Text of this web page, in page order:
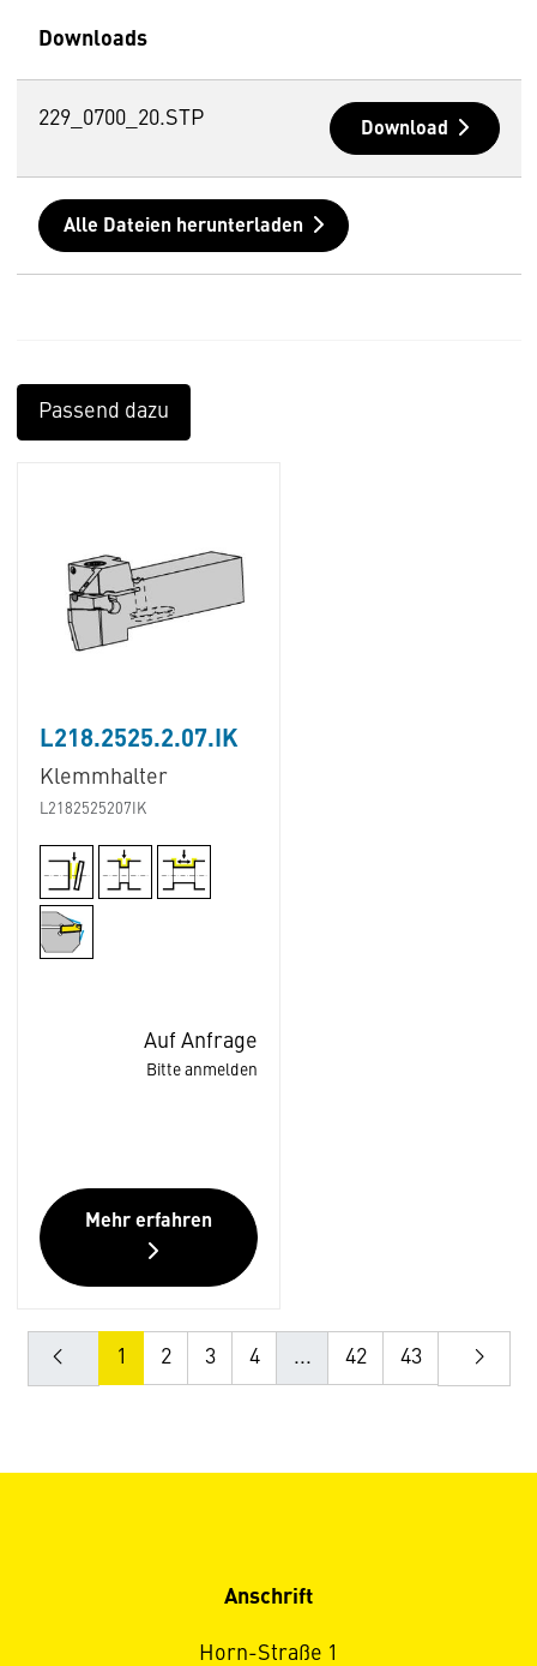
Downloads
229_0700_20.STP Download
Alle Dateien herunterladen
Passend dazu
L218.2525.2.07.IK
Klemmhalter
L2182525207IK
Auf Anfrage
Bitte anmelden
Mehr erfahren
1 2 3 4 ... 42 43
Anschrift
Horn-Straße 1